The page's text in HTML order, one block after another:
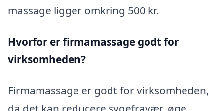
massage ligger omkring 500 kr.
Hvorfor er firmamassage godt for
virksomheden?
Firmamassage er godt for virksomheden,
da det kan reducere sygefravær, øge